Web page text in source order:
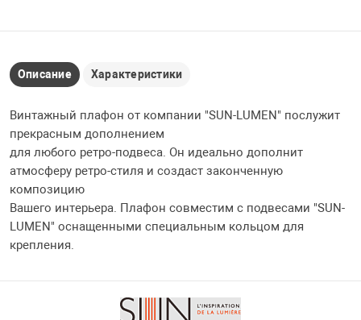
Описание Характеристики
Винтажный плафон от компании "SUN-LUMEN" послужит
прекрасным дополнением
для любого ретро-подвеса. Он идеально дополнит
атмосферу ретро-стиля и создаст законченную
композицию
Вашего интерьера. Плафон совместим с подвесами "SUN-
LUMEN" оснащенными специальным кольцом для
крепления.